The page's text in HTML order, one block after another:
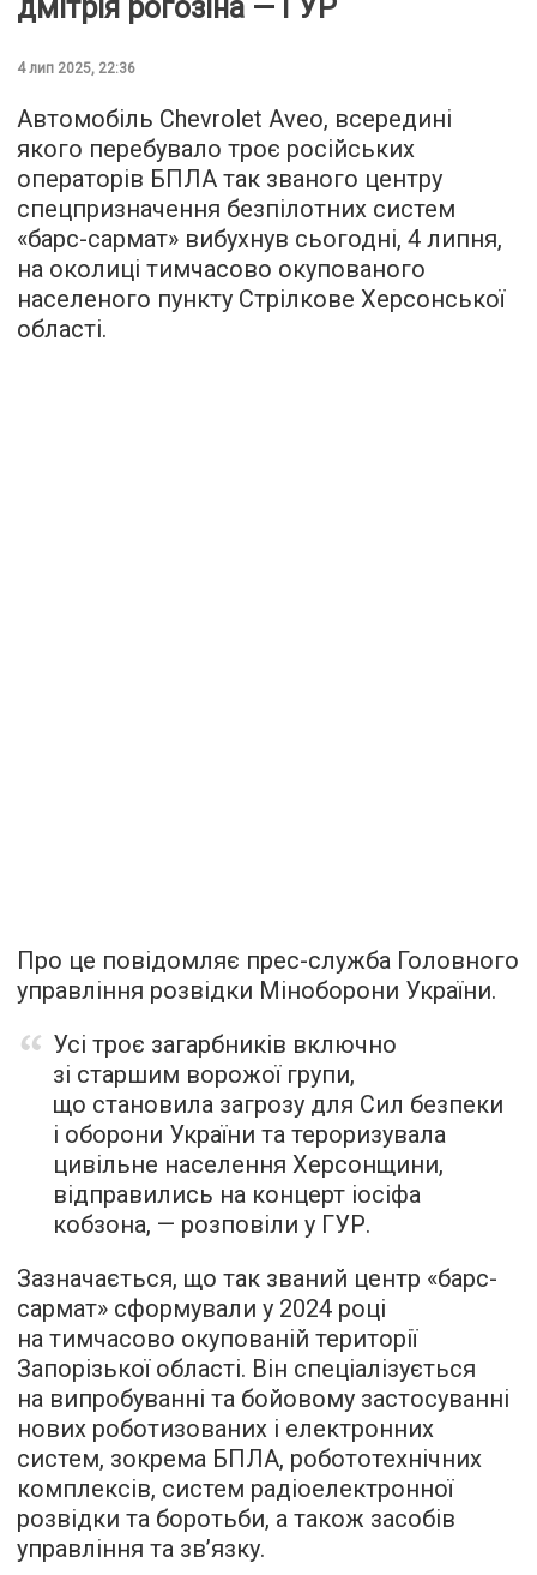
дмітрія роґозіна — ГУР
4 лип 2025, 22:36
Автомобіль Chevrolet Aveo, всередині
якого перебувало троє російських
операторів БПЛА так званого центру
спецпризначення безпілотних систем
«барс-сармат» вибухнув сьогодні, 4 липня,
на околиці тимчасово окупованого
населеного пункту Стрілкове Херсонської
області.
Про це повідомляє прес-служба Головного
управління розвідки Міноборони України.
Усі троє загарбників включно
зі старшим ворожої групи,
що становила загрозу для Сил безпеки
і оборони України та тероризувала
цивільне населення Херсонщини,
відправились на концерт іосіфа
кобзона, — розповіли у ГУР.
Зазначається, що так званий центр «барс-
сармат» сформували у 2024 році
на тимчасово окупованій території
Запорізької області. Він спеціалізується
на випробуванні та бойовому застосуванні
нових роботизованих і електронних
систем, зокрема БПЛА, робототехнічних
комплексів, систем радіоелектронної
розвідки та боротьби, а також засобів
управління та звʼязку.